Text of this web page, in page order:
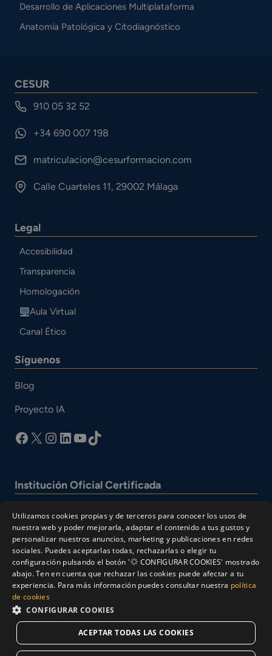
Desarrollo de Aplicaciones Multiplataforma
Anatomía Patológica y Citodiagnóstico
CESUR
910 05 32 52
+34 690 007 198
matriculacion@cesurformacion.com
Calle Cuarteles 11, 29002 Málaga
Legal
Accesibilidad
Transparencia
Homologación
Aula Virtual
Canal Ético
Síguenos
Blog
Proyecto IA
facebook
X Instagram
LinkedIn
YouTube
TikTok
Institución Oficial Certificada
Aviso Legal
Política de Cookies
Utilizamos cookies propias y de terceros para conocer los usos de
nuestra web y poder mejorarla, adaptar el contenido a tus gustos y
personalizar nuestros anuncios, marketing y publicaciones en redes
sociales. Puedes aceptarlas todas, rechazarlas o elegir tu
configuración pulsando el botón '
CONFIGURAR COOKIES' mostrado
abajo. Ten en cuenta que rechazar las cookies puede afectar a tu
experiencia. Para más información puedes consultar nuestra política
de cookies
CONFIGURAR COOKIES
ACEPTAR TODAS LAS COOKIES